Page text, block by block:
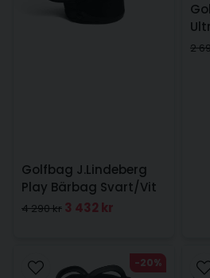
Golfbag J.Lindeberg
Play Bärbag Svart/Vit
4 290 kr 3 432 kr
2
-20%